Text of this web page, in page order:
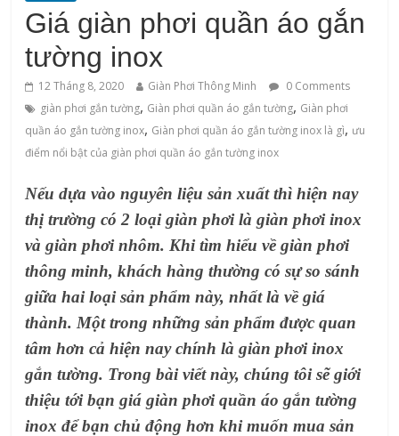
Giá giàn phơi quần áo gắn
tường inox
12 Tháng 8, 2020 Giàn Phơi Thông Minh
0 Comments
giàn phơi gắn tường, Giàn phơi quần áo gắn tường, Giàn phơi
quần áo gắn tường inox, Giàn phơi quần áo gắn tường inox là gì, ưu
điểm nổi bật của giàn phơi quần áo gắn tường inox
Nếu dựa vào nguyên liệu sản xuất thì hiện nay
thị trường có 2 loại giàn phơi là giàn phơi inox
và giàn phơi nhôm. Khi tìm hiểu về giàn phơi
thông minh, khách hàng thường có sự so sánh
giữa hai loại sản phẩm này, nhất là về giá
thành. Một trong những sản phẩm được quan
tâm hơn cả hiện nay chính là giàn phơi inox
gắn tường. Trong bài viết này, chúng tôi sẽ giới
thiệu tới bạn giá giàn phơi quần áo gắn tường
inox để bạn chủ động hơn khi muốn mua sản